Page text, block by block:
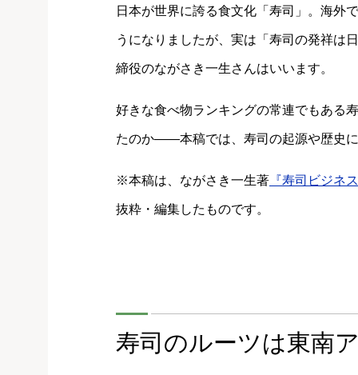
日本が世界に誇る食文化「寿司」。海外
うになりましたが、実は「寿司の発祥は
締役のながさき一生さんはいいます。
好きな食べ物ランキングの常連でもある
たのか――本稿では、寿司の起源や歴史
※本稿は、ながさき一生著 『寿司ビジネ
抜粋・編集したものです。
寿司のルーツは東南